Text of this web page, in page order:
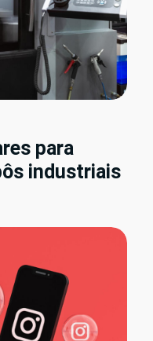
para
industriais